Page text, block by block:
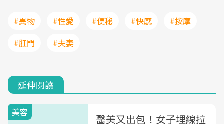
#異物 #性愛 #便秘 #快感
#按摩
#肛門
#夫妻
延伸閱讀
美容
醫美又出包！女子埋線拉